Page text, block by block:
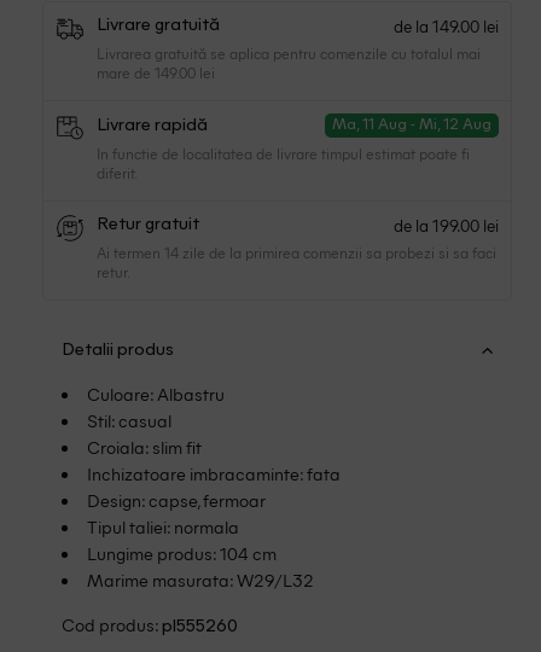
Livrare gratuită de la 149.00 lei
Livrarea gratuită se aplica pentru comenzile cu totalul mai
mare de 149.00 lei
Livrare rapidă Ma, 11 Aug - Mi, 12 Aug
In functie de localitatea de livrare timpul estimat poate fi
diferit.
Retur gratuit de la 199.00 lei
Ai termen 14 zile de la primirea comenzii sa probezi si sa faci
retur.
Detalii produs
Culoare: Albastru
Stil: casual
Croiala: slim fit
Inchizatoare imbracaminte: fata
Design: capse, fermoar
Tipul taliei: normala
Lungime produs: 104 cm
Marime masurata: W29/L32
Cod produs: pl555260